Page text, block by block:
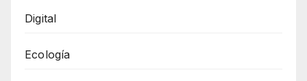
Digital
Ecología